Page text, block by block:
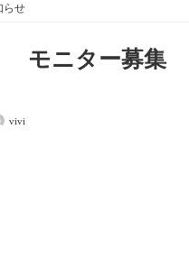
らせ
モニター募集
vivi